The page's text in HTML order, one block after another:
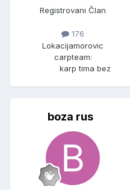
Registrovani Član
176
Lokacijamorovic
carpteam:
karp tima bez
boza rus